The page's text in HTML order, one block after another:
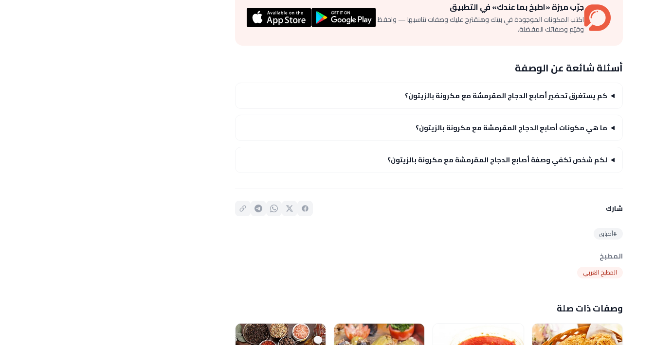
جرّب ميزة «اطبخ بما عندك» في التطبيق
اكتب المكونات الموجودة في بيتك وهنقترح عليك وصفات تناسبها — واحفظ
وقيّم وصفاتك المفضلة.
أسئلة شائعة عن الوصفة
كم يستغرق تحضير أصابع الدجاج المقرمشة مع مكرونة بالزيتون؟
ما هي مكونات أصابع الدجاج المقرمشة مع مكرونة بالزيتون؟
لكم شخص تكفي وصفة أصابع الدجاج المقرمشة مع مكرونة بالزيتون؟
شارك
#أطباق
المطبخ
المطبخ الغربي
وصفات ذات صلة